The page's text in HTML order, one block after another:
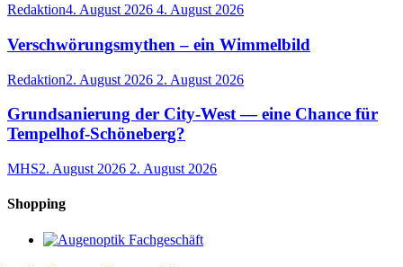
Redaktion4. August 2026 4. August 2026
Verschwörungsmythen – ein Wimmelbild
Redaktion2. August 2026 2. August 2026
Grundsanierung der City-West — eine Chance für
Tempelhof-Schöneberg?
MHS2. August 2026 2. August 2026
Shopping